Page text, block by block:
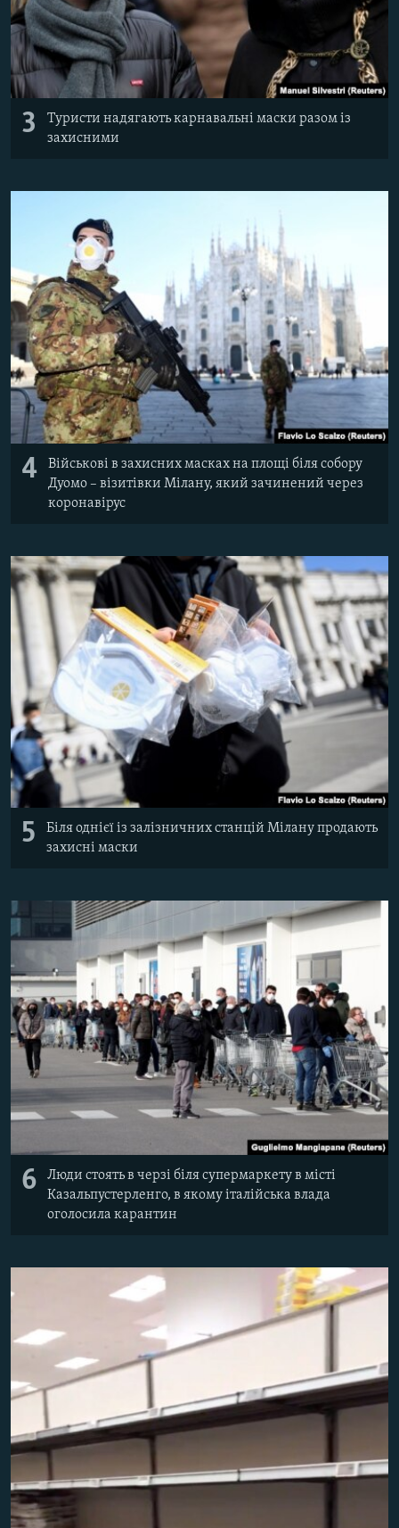
3
Туристи надягають карнавальні маски разом із
захисними
4
Військові в захисних масках на площі біля собору
Дуомо – візитівки Мілану, який зачинений через
коронавірус
5
Біля однієї із залізничних станцій Мілану продають
захисні маски
6
Люди стоять в черзі біля супермаркету в місті
Казальпустерленго, в якому італійська влада
оголосила карантин